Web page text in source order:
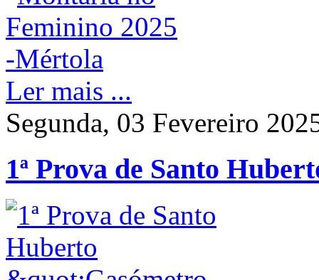
Ler mais ...
Segunda, 03 Fevereiro
1ª Prova de Santo